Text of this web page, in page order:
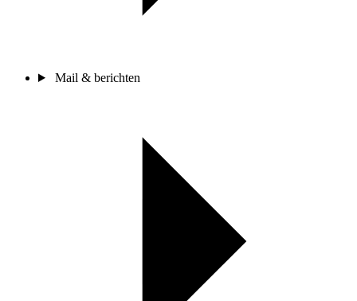
Mail & berichten